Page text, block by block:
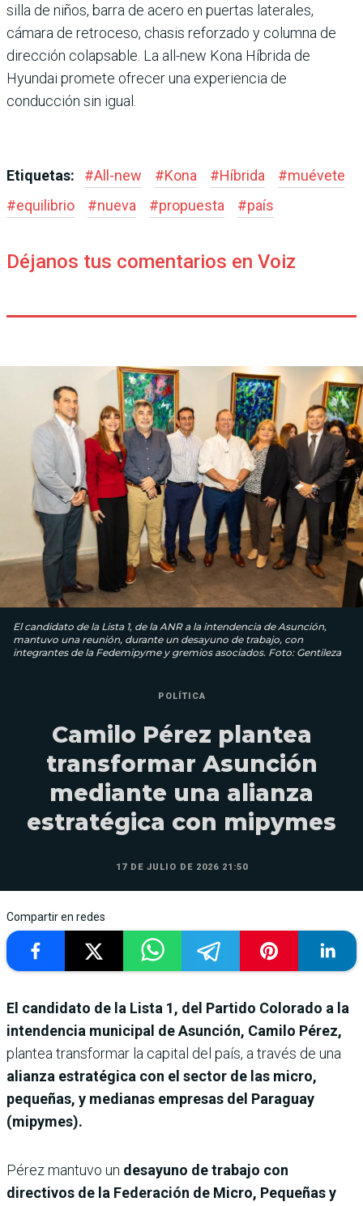
silla de niños, barra de acero en puertas laterales,
cámara de retroceso, chasis refor­zado y columna de
dirección colapsable. La all-new Kona Híbrida de
Hyundai promete ofrecer una experiencia de
conducción sin igual.­
Etiquetas: #All-new #Kona #Híbrida #muévete
#equilibrio #nueva #propuesta #país
Déjanos tus comentarios en Voiz
El candidato de la Lista 1, de la ANR a la intendencia de Asunción,
mantuvo una reunión, durante un desayuno de trabajo, con
integrantes de la Fedemipyme y gremios asociados. Foto: Gentileza
POLÍTICA
Camilo Pérez plantea
transformar Asunción
mediante una alianza
estratégica con mipymes
17 DE JULIO DE 2026 21:50
Compartir en redes
El candidato de la Lista 1, del Partido Colorado a la
intendencia municipal de Asunción, Camilo Pérez,
plantea transformar la capital del país, a través de una
alianza estratégica con el sector de las micro,
pequeñas, y medianas empresas del Paraguay
(mipymes).
Pérez mantuvo un desayuno de trabajo con
directivos de la Federación de Micro, Pequeñas y